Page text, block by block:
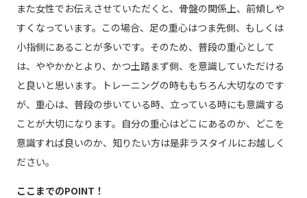
また女性でお伝えさせていただくと、骨盤の関係上、前傾しや
すくなっています。この場合、足の重心はつま先側、もしくは
小指側にあることが多いです。そのため、普段の重心として
は、ややかかとより、かつ土踏まず側、を意識していただける
と良いと思います。トレーニングの時ももちろん大切なのです
が、重心は、普段の歩いている時、立っている時にも意識する
ことが大切になります。自分の重心はどこにあるのか、どこを
意識すれば良いのか、知りたい方は是非ラスタイルにお越しく
ださい。
ここまでのPOINT！